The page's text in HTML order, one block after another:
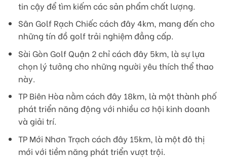
tin cậy để tìm kiếm các sản phẩm chất lượng.
Sân Golf Rạch Chiếc cách đây 4km, mang đến cho
những tín đồ golf trải nghiệm đẳng cấp.
Sài Gòn Golf Quận 2 chỉ cách đây 5km, là sự lựa
chọn lý tưởng cho những người yêu thích thể thao
này.
TP Biên Hòa nằm cách đây 18km, là một thành phố
phát triển năng động với nhiều cơ hội kinh doanh
và giải trí.
TP Mới Nhơn Trạch cách đây 15km, là một đô thị
mới với tiềm năng phát triển vượt trội.